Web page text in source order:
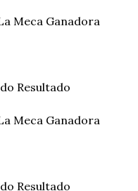
Meca Ganadora
Resultado
Meca Ganadora
Resultado